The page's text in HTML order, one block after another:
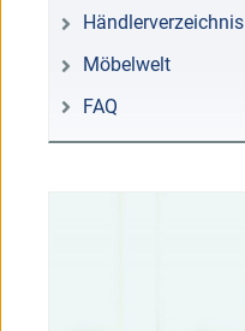
Händlerverzeichnis
Möbelwelt
FAQ